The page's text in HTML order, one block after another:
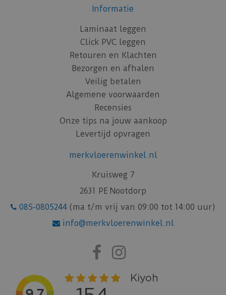
Informatie
Laminaat leggen
Click PVC leggen
Retouren en Klachten
Bezorgen en afhalen
Veilig betalen
Algemene voorwaarden
Recensies
Onze tips na jouw aankoop
Levertijd opvragen
merkvloerenwinkel.nl
Kruisweg 7
2631 PE Nootdorp
085-0805244 (ma t/m vrij van 09:00 tot 14:00 uur)
info@merkvloerenwinkel.nl